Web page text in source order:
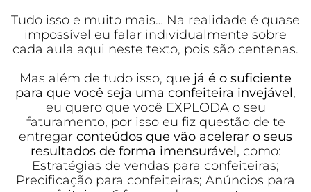
Tudo isso e muito mais… Na realidade é quase
impossível eu falar individualmente sobre
cada aula aqui neste texto, pois são centenas.
Mas além de tudo isso, que já é o suficiente
para que você seja uma confeiteira invejável,
eu quero que você EXPLODA o seu
faturamento, por isso eu fiz questão de te
entregar conteúdos que vão acelerar o seus
resultados de forma imensurável, como:
Estratégias de vendas para confeiteiras;
Precificação para confeiteiras; Anúncios para